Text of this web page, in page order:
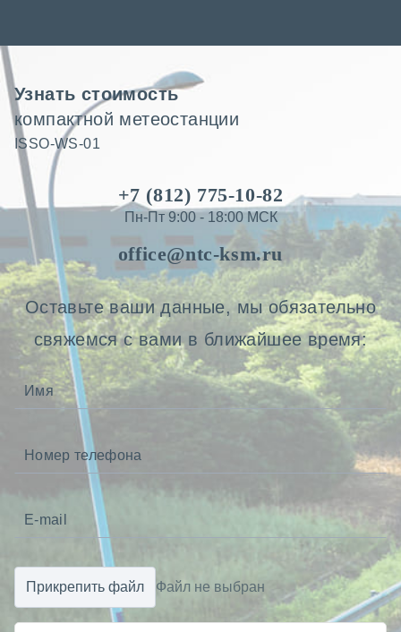
Узнать стоимость
компактной метеостанции
ISSO-WS-01
+7 (812) 775-10-82
Пн-Пт 9:00 - 18:00 МСК
office@ntc-ksm.ru
Оставьте ваши данные, мы обязательно
свяжемся с вами в ближайшее время:
Прикрепить файл Файл не выбран